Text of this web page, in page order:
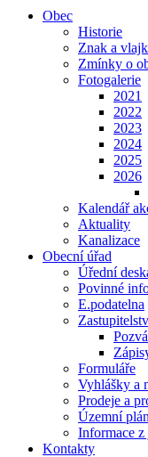
Obec
Historie
Znak a
Zmínky o
Fotogalerie
2021
2022
2023
2024
2025
2026
Kalendář
Aktuality
Kanalizace
Obecní úřad
Úřední
Povinné
E.podatelna
Formuláře
Vyhlášky a
Prodeje a
Územní
Informace
Kontakty